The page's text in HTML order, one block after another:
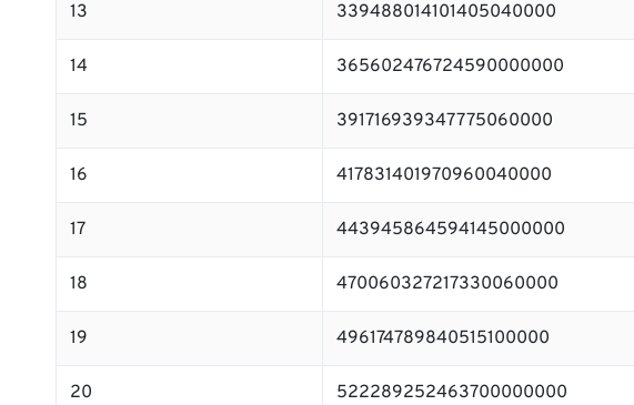
13 339488014101405040000
14 365602476724590000000
15 391716939347775060000
16 417831401970960040000
17 443945864594145000000
18 470060327217330060000
19 496174789840515100000
20 522289252463700000000